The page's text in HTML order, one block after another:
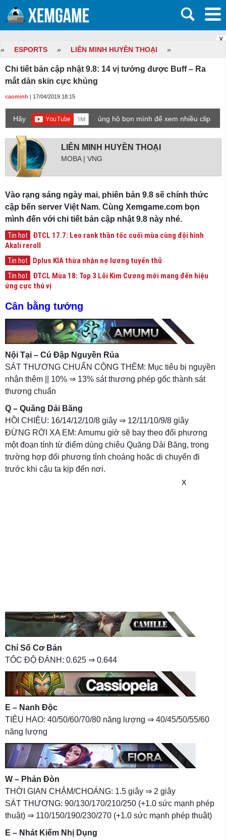
X
» ESPORTS » LIÊN MINH HUYỀN THOẠI »
Chi tiết bản cập nhật 9.8: 14 vị tướng được Buff – Ra
mắt dàn skin cực khủng
caominh | 17/04/2019 18:15
Hãy
ủng hộ bọn mình để xem nhiều clip
LIÊN MINH HUYỀN THOẠI
MOBA | VNG
Vào rạng sáng ngày mai, phiên bản 9.8 sẽ chính thức
cập bến server Việt Nam. Cùng Xemgame.com bọn
mình đến với chi tiết bản cập nhật 9.8 này nhé.
Tin hot
ĐTCL 17.7: Leo rank thần tốc cuối mùa cùng đội hình
Akali reroll
Tin hot Dplus KIA thừa nhận nợ lương tuyển thủ
Tin hot
ĐTCL Mùa 18: Top 3 Lõi Kim Cương mới mang đến hiệu
ứng cực thú vị
Cân bằng tướng
Nội Tại – Cú Đập Nguyền Rủa
SÁT THƯƠNG CHUẨN CỘNG THÊM: Mục tiêu bị nguyền
nhận thêm || 10% ⇒ 13% sát thương phép gốc thành sát
thương chuẩn
Q – Quăng Dải Băng
HỒI CHIÊU: 16/14/12/10/8 giây ⇒ 12/11/10/9/8 giây
ĐỪNG RỜI XA EM: Amumu giờ sẽ bay theo đối phương
một đoạn tính từ điểm dùng chiêu Quăng Dải Băng, trong
trường hợp đối phương tỉnh choáng hoặc di chuyển đi
trước khi cậu ta kịp đến nơi.
X
Chỉ Số Cơ Bản
TỐC ĐỘ ĐÁNH: 0.625 ⇒ 0.644
E – Nanh Độc
TIÊU HAO: 40/50/60/70/80 năng lượng ⇒ 40/45/50/55/60
năng lượng
W – Phản Đòn
THỜI GIAN CHẬM/CHOÁNG: 1.5 giây ⇒ 2 giây
SÁT THƯƠNG: 90/130/170/210/250 (+1.0 sức mạnh phép
thuật) ⇒ 110/150/190/230/270 (+1.0 sức mạnh phép thuật)
E – Nhát Kiếm Nhị Dụng